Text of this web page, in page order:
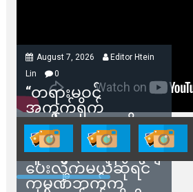
August 7, 2026
Editor Htein
Lin
0
“တရားမဝင်
အကွက်ရိုက်
ရောင်းချမှုတွေကို
သက်ဆိုင်ရာတာဝန်ရှိ
သူတွေက ဂရန်တွေချ
ပေးလိုက်မယ်ဆိုရင်
ကုမ္ပဏီဘက်က